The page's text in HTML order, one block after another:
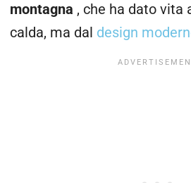
montagna , che ha dato vita
calda, ma dal design